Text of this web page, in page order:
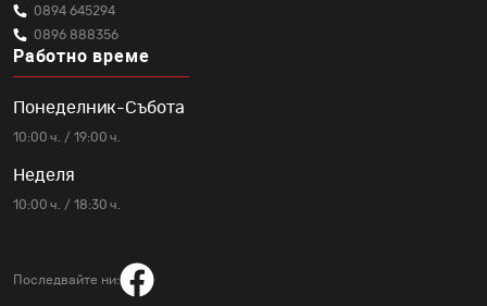
0894 645294
0896 888356
Работно време
Понеделник-Събота
10:00 ч. / 19:00 ч.
Неделя
10:00 ч. / 18:30 ч.
Последвайте ни: